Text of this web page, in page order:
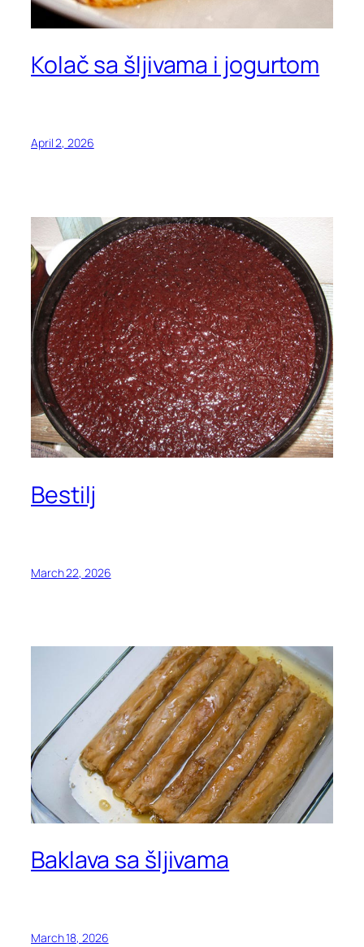
Kolač sa šljivama i jogurtom
April 2, 2026
Bestilj
March 22, 2026
Baklava sa šljivama
March 18, 2026